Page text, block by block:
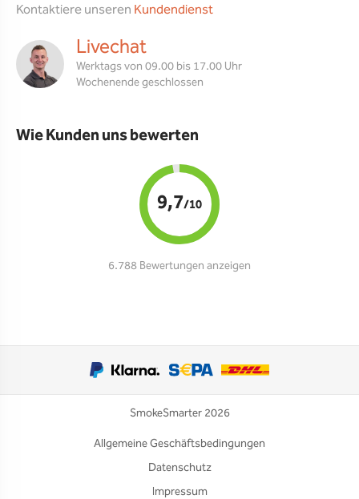
Kontaktiere unseren Kundendienst
Livechat
Werktags von 09.00 bis 17.00 Uhr
Wochenende geschlossen
Wie Kunden uns bewerten
9,7/10
6.788 Bewertungen anzeigen
SmokeSmarter 2026
Allgemeine Geschäftsbedingungen
Datenschutz
Impressum